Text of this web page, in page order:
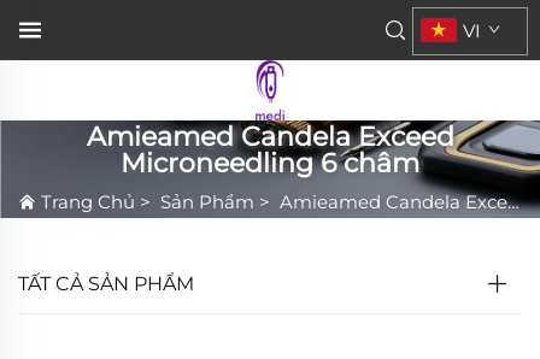
VI
Amieamed Candela Exceed
Microneedling 6 châm
Trang Chủ > Sản Phẩm > Amieamed Candela Exceed Microneedling 6 châm
TẤT CẢ SẢN PHẨM